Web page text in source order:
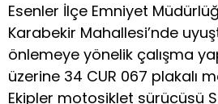
Esenler İlçe Emniyet
Karabekir Mahallesi’nde
önlemeye yönelik çalışma
üzerine 34 CUR 067 plakalı
Ekipler motosiklet sürücüsü